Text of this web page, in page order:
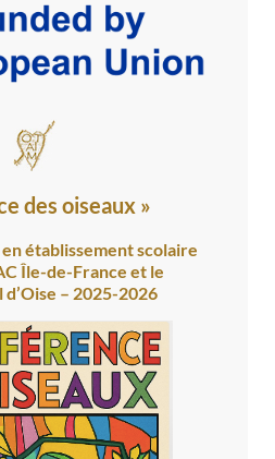
des oiseaux »
établissement scolaire
Île-de-France et le
– 2025-2026